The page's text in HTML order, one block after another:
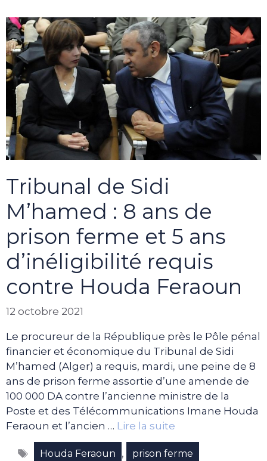
Tribunal de Sidi
M’hamed : 8 ans de
prison ferme et 5 ans
d’inéligibilité requis
contre Houda Feraoun
12 octobre 2021
Le procureur de la République près le Pôle pénal
financier et économique du Tribunal de Sidi
M’hamed (Alger) a requis, mardi, une peine de 8
ans de prison ferme assortie d’une amende de
100 000 DA contre l’ancienne ministre de la
Poste et des Télécommunications Imane Houda
Feraoun et l’ancien … Lire la suite
Étiquettes
Houda Feraoun , prison ferme